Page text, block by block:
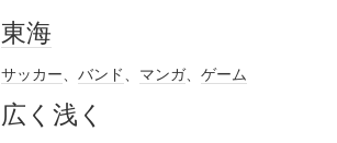
東海
サッカー、 バンド、 マンガ、 ゲーム
広く浅く